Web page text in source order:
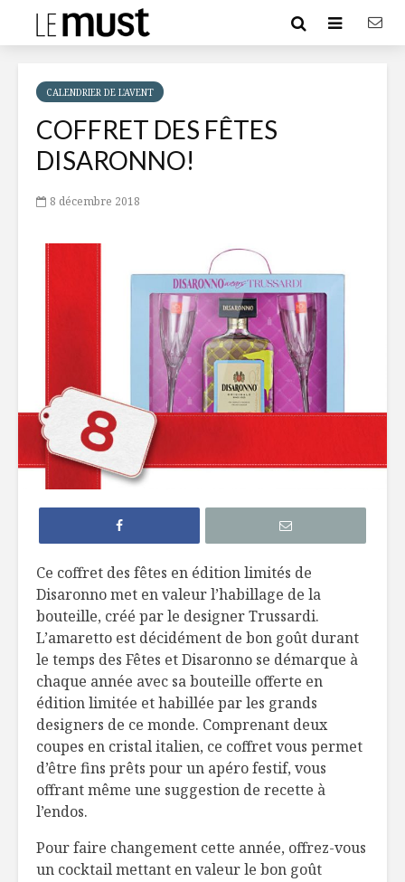
CALENDRIER DE L'AVENT
COFFRET DES FÊTES
DISARONNO!
8 décembre 2018
Ce coffret des fêtes en édition limités de
Disaronno met en valeur l’habillage de la
bouteille, créé par le designer Trussardi.
L’amaretto est décidément de bon goût durant
le temps des Fêtes et Disaronno se démarque à
chaque année avec sa bouteille offerte en
édition limitée et habillée par les grands
designers de ce monde. Comprenant deux
coupes en cristal italien, ce coffret vous permet
d’être fins prêts pour un apéro festif, vous
offrant même une suggestion de recette à
l’endos.
Pour faire changement cette année, offrez-vous
un cocktail mettant en valeur le bon goût
Duo huile d’olive et
vinaigre
Première Moisson!
Curieux café
moussonné
produits
Tofu à l’indienne
et salade de
Toujours
disponibles en
temps de crise
Mousse